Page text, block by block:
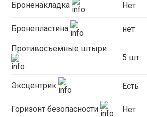
Броненакладка Нет
Бронепластина нет
Противосъемные штыри
5 шт
Эксцентрик Есть
Горизонт безопасности Нет